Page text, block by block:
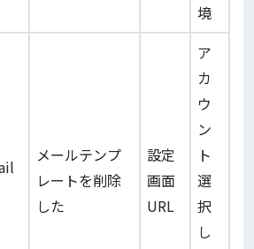
境
メールテンプ
レートを削除
した
設定
画面
URL
ア
カ
ウ
ン
ト
選
択
し